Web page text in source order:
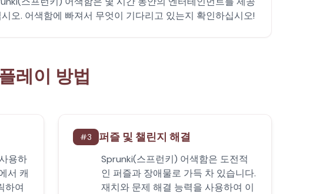
오. 어색함에 빠져서 무엇이 기다리고 있는지 확인하십시오!
레이 방법
용하
서 캐
하여
#3 퍼즐 및 챌린지 해결
Sprunki(스프런키) 어색함은 도전적
인 퍼즐과 장애물로 가득 차 있습니다.
재치와 문제 해결 능력을 사용하여 이